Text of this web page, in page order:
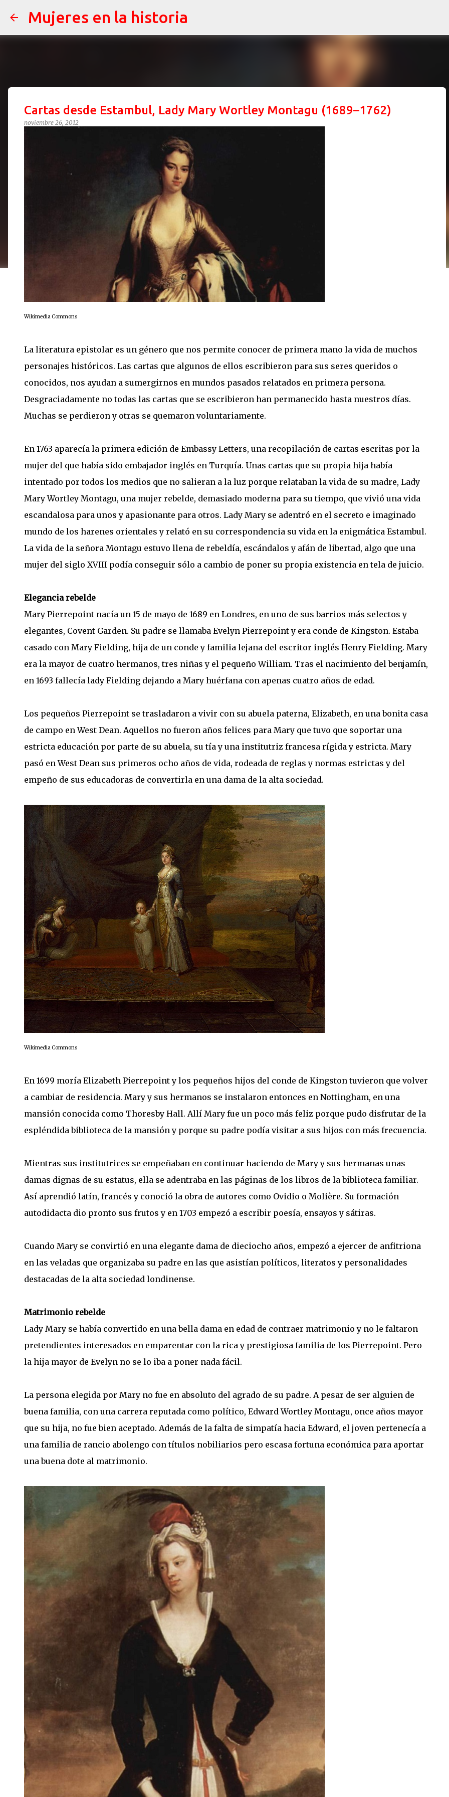
Mujeres en la historia
Cartas desde Estambul, Lady Mary Wortley Montagu (1689–1762)
noviembre 26, 2012
Wikimedia Commons
La literatura epistolar es un género que nos permite conocer de primera mano la vida de muchos
personajes históricos. Las cartas que algunos de ellos escribieron para sus seres queridos o
conocidos, nos ayudan a sumergirnos en mundos pasados relatados en primera persona.
Desgraciadamente no todas las cartas que se escribieron han permanecido hasta nuestros días.
Muchas se perdieron y otras se quemaron voluntariamente.
En 1763 aparecía la primera edición de Embassy Letters, una recopilación de cartas escritas por la
mujer del que había sido embajador inglés en Turquía. Unas cartas que su propia hija había
intentado por todos los medios que no salieran a la luz porque relataban la vida de su madre, Lady
Mary Wortley Montagu, una mujer rebelde, demasiado moderna para su tiempo, que vivió una vida
escandalosa para unos y apasionante para otros. Lady Mary se adentró en el secreto e imaginado
mundo de los harenes orientales y relató en su correspondencia su vida en la enigmática Estambul.
La vida de la señora Montagu estuvo llena de rebeldía, escándalos y afán de libertad, algo que una
mujer del siglo XVIII podía conseguir sólo a cambio de poner su propia existencia en tela de juicio.
Elegancia rebelde
Mary Pierrepoint nacía un 15 de mayo de 1689 en Londres, en uno de sus barrios más selectos y
elegantes, Covent Garden. Su padre se llamaba Evelyn Pierrepoint y era conde de Kingston. Estaba
casado con Mary Fielding, hija de un conde y familia lejana del escritor inglés Henry Fielding. Mary
era la mayor de cuatro hermanos, tres niñas y el pequeño William. Tras el nacimiento del benjamín,
en 1693 fallecía lady Fielding dejando a Mary huérfana con apenas cuatro años de edad.
Los pequeños Pierrepoint se trasladaron a vivir con su abuela paterna, Elizabeth, en una bonita casa
de campo en West Dean. Aquellos no fueron años felices para Mary que tuvo que soportar una
estricta educación por parte de su abuela, su tía y una institutriz francesa rígida y estricta. Mary
pasó en West Dean sus primeros ocho años de vida, rodeada de reglas y normas estrictas y del
empeño de sus educadoras de convertirla en una dama de la alta sociedad.
Wikimedia Commons
En 1699 moría Elizabeth Pierrepoint y los pequeños hijos del conde de Kingston tuvieron que volver
a cambiar de residencia. Mary y sus hermanos se instalaron entonces en Nottingham, en una
mansión conocida como Thoresby Hall. Allí Mary fue un poco más feliz porque pudo disfrutar de la
espléndida biblioteca de la mansión y porque su padre podía visitar a sus hijos con más frecuencia.
Mientras sus institutrices se empeñaban en continuar haciendo de Mary y sus hermanas unas
damas dignas de su estatus, ella se adentraba en las páginas de los libros de la biblioteca familiar.
Así aprendió latín, francés y conoció la obra de autores como Ovidio o Molière. Su formación
autodidacta dio pronto sus frutos y en 1703 empezó a escribir poesía, ensayos y sátiras.
Cuando Mary se convirtió en una elegante dama de dieciocho años, empezó a ejercer de anfitriona
en las veladas que organizaba su padre en las que asistían políticos, literatos y personalidades
destacadas de la alta sociedad londinense.
Matrimonio rebelde
Lady Mary se había convertido en una bella dama en edad de contraer matrimonio y no le faltaron
pretendientes interesados en emparentar con la rica y prestigiosa familia de los Pierrepoint. Pero
la hija mayor de Evelyn no se lo iba a poner nada fácil.
La persona elegida por Mary no fue en absoluto del agrado de su padre. A pesar de ser alguien de
buena familia, con una carrera reputada como político, Edward Wortley Montagu, once años mayor
que su hija, no fue bien aceptado. Además de la falta de simpatía hacia Edward, el joven pertenecía a
una familia de rancio abolengo con títulos nobiliarios pero escasa fortuna económica para aportar
una buena dote al matrimonio.